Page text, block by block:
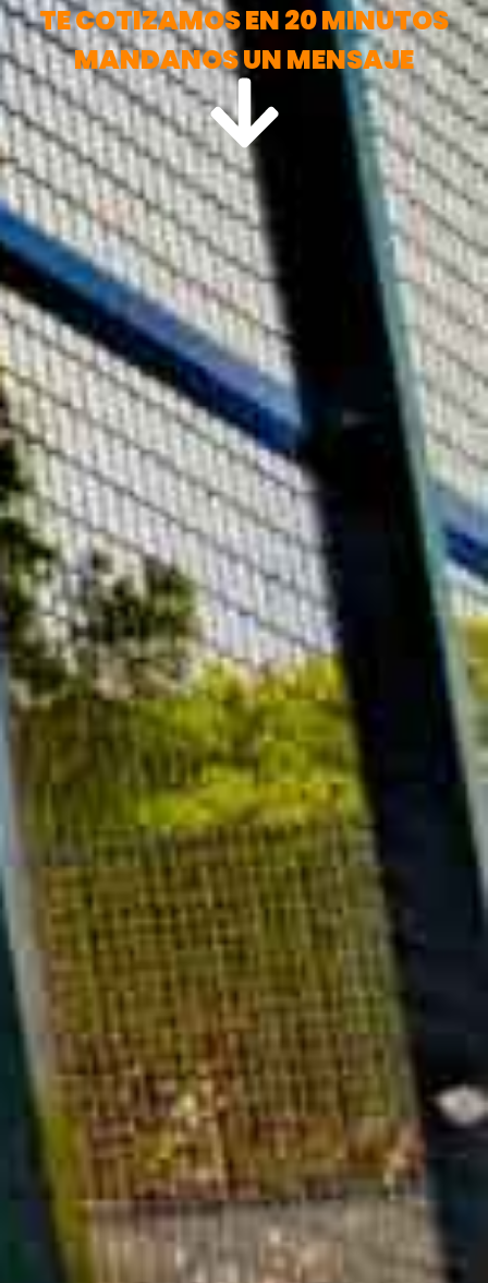
TE COTIZAMOS EN 20 MINUTOS
MANDANOS UN MENSAJE